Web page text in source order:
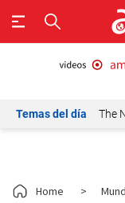
Temas del día The
Home >